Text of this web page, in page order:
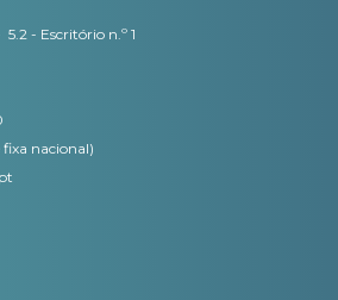
- Escritório n.º 1
nacional)